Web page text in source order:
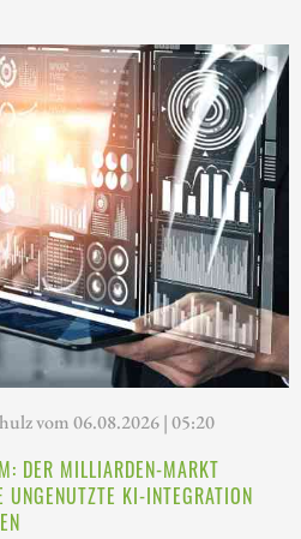
vom 06.08.2026 | 05:20
DER MILLIARDEN-MARKT
KI-INTEGRATION